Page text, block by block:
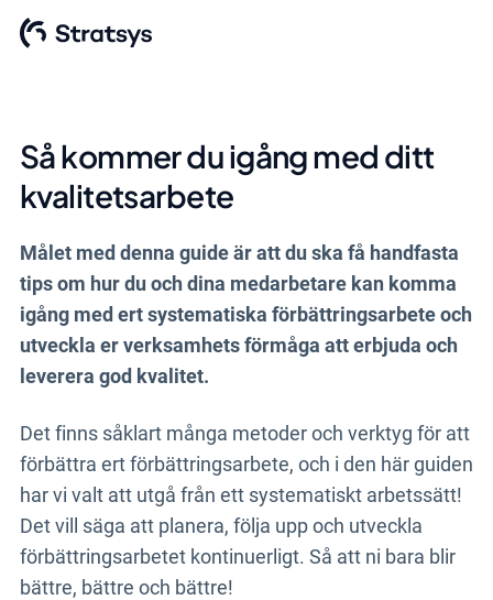
Så kommer du igång med ditt
kvalitetsarbete
Målet med denna guide är att du ska få handfasta
tips om hur du och dina medarbetare kan komma
igång med ert systematiska förbättringsarbete och
utveckla er verksamhets förmåga att erbjuda och
leverera god kvalitet.
Det finns såklart många metoder och verktyg för att
förbättra ert förbättringsarbete, och i den här guiden
har vi valt att utgå från ett systematiskt arbetssätt!
Det vill säga att planera, följa upp och utveckla
förbättringsarbetet kontinuerligt. Så att ni bara blir
bättre, bättre och bättre!